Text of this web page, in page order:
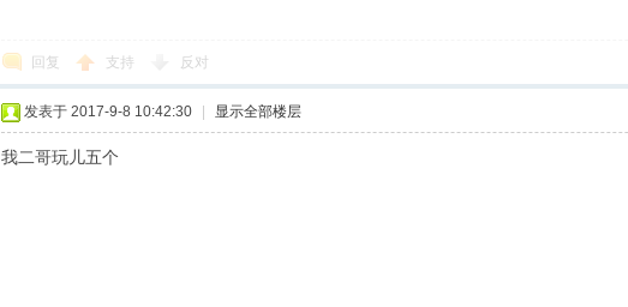
回复 支持 反对
发表于 2017-9-8 10:42:30 显示全部楼层
我二哥玩儿五个